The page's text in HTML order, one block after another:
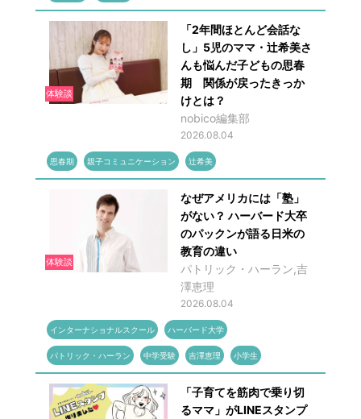
体験談
「2年間ほとんど会話な
し」5児のママ・辻希美さ
んも悩んだ子どもの思春
期 関係が戻ったきっか
けとは？
nobico編集部
2026.08.04
思春期 親子コミュニケーション 辻希美
体験談
なぜアメリカには「塾」
がない？ ハーバード大卒
のパックンが語る日米の
教育の違い
パトリック・ハーラン,吉
澤恵理
2026.08.04
インターナショナルスクール ハーバード大学
パトリック・ハーラン 中学受験 吉澤恵理 小学生
「子育てを筋肉で乗り切
るママ」がLINEスタンプ